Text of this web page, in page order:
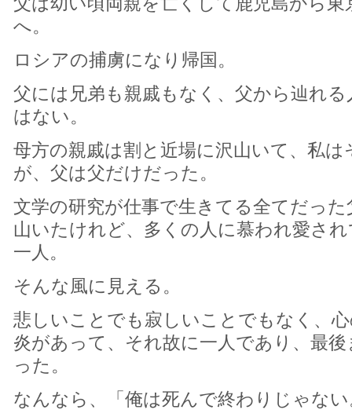
へ。
ロシアの捕虜になり帰国。
父には兄弟も親戚もなく、父から辿れ
はない。
母方の親戚は割と近場に沢山いて、私
が、父は父だけだった。
文学の研究が仕事で生きてる全てだっ
山いたけれど、多くの人に慕われ愛さ
一人。
そんな風に見える。
悲しいことでも寂しいことでもなく、
炎があって、それ故に一人であり、最
った。
なんなら、「俺は死んで終わりじゃな